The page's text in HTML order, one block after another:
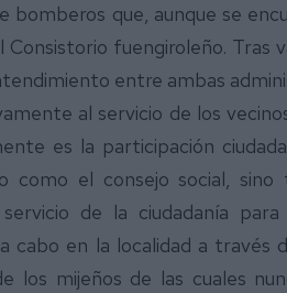
bomberos que, aunque se
fuengiroleño. Tras
entre ambas
al servicio de los
es la participación
como el consejo social,
de la ciudadanía
cabo en la localidad a través
los mijeños de las cuales